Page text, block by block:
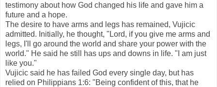
testimony about how God changed his life and gave him a
future and a hope.
The desire to have arms and legs has remained, Vujicic
admitted. Initially, he thought, "Lord, if you give me arms and
legs, I'll go around the world and share your power with the
world." He said he still has ups and downs in life. "I am just
like you."
Vujicic said he has failed God every single day, but has
relied on Philippians 1:6: "Being confident of this, that he